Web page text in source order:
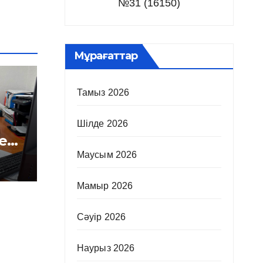
№31 (16150)
Мұрағаттар
Тамыз 2026
Шілде 2026
Маусым 2026
Мамыр 2026
Сәуір 2026
Наурыз 2026